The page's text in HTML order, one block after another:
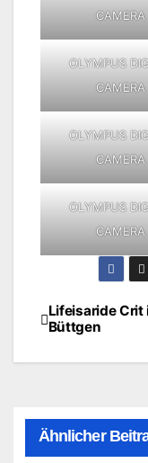
CAMERA
OLYMPUS
CAMERA
OLYMPUS
CAMERA
OLYMPUS
CAMERA
Lifeisaride Crit
Büttgen
Ähnlicher